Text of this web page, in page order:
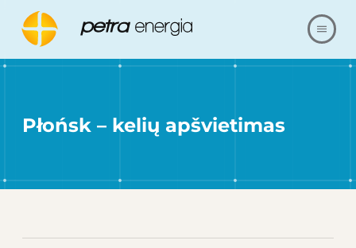
PASIŪLYMAS
Płońsk – kelių apšvietimas